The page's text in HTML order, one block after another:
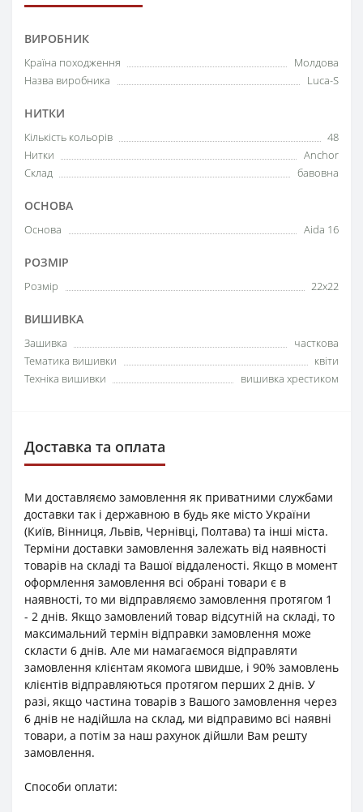
ВИРОБНИК
Країна походження
Молдова
Назва виробника
Luca-S
НИТКИ
Кількість кольорів
48
Нитки
Anchor
Склад
бавовна
ОСНОВА
Основа Aida 16
РОЗМІР
Розмір 22x22
ВИШИВКА
Зашивка
часткова
Тематика вишивки
квіти
Техніка вишивки
вишивка хрестиком
Доставка та оплата
Ми доставляємо замовлення як приватними службами
доставки так і державною в будь яке місто України
(Київ, Вінниця, Львів, Чернівці, Полтава) та інші міста.
Терміни доставки замовлення залежать від наявності
товарів на складі та Вашої віддаленості. Якщо в момент
оформлення замовлення всі обрані товари є в
наявності, то ми відправляємо замовлення протягом 1
- 2 днів. Якщо замовлений товар відсутній на складі, то
максимальний термін відправки замовлення може
скласти 6 днів. Але ми намагаємося відправляти
замовлення клієнтам якомога швидше, і 90% замовлень
клієнтів відправляються протягом перших 2 днів. У
разі, якщо частина товарів з Вашого замовлення через
6 днів не надійшла на склад, ми відправимо всі наявні
товари, а потім за наш рахунок дійшли Вам решту
замовлення.
Способи оплати: